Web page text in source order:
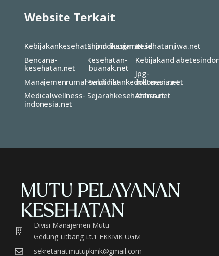
Website Terkait
Kebijakankesehatanindonesia.net
Bencana-
kesehatan.net
Manajemenrumahsakit.net
Medicalwellness-
indonesia.net
Chpm.fk.ugm.ac.id
Kesehatan-
ibuanak.net
Pendidikankedokteran.net
Sejarahkesehatan.net
Kesehatanjiwa.net
Jpg-
indonesia.net
Anhss.net
Divisi Manajemen Mutu
Gedung Litbang Lt.1 FKKMK UGM
sekretariat.mutupkmk@gmail.com